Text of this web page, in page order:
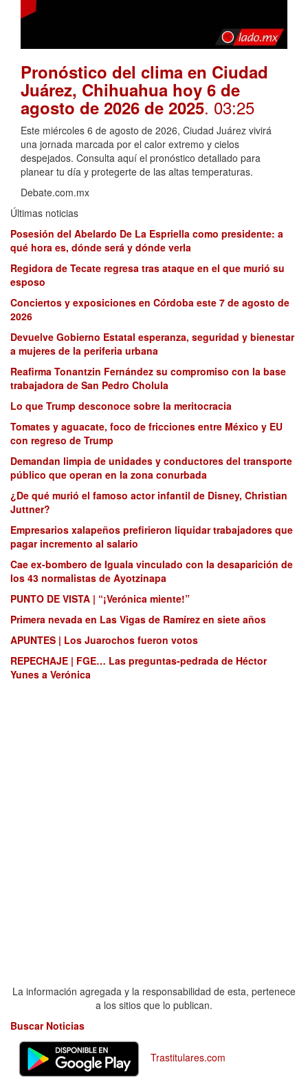
Pronóstico del clima en Ciudad
Juárez, Chihuahua hoy 6 de
agosto de 2026 de 2025. 03:25
Este miércoles 6 de agosto de 2026, Ciudad Juárez vivirá
una jornada marcada por el calor extremo y cielos
despejados. Consulta aquí el pronóstico detallado para
planear tu día y protegerte de las altas temperaturas.
Debate.com.mx
Últimas noticias
Posesión del Abelardo De La Espriella como presidente: a
qué hora es, dónde será y dónde verla
Regidora de Tecate regresa tras ataque en el que murió su
esposo
Conciertos y exposiciones en Córdoba este 7 de agosto de
2026
Devuelve Gobierno Estatal esperanza, seguridad y bienestar
a mujeres de la periferia urbana
Reafirma Tonantzin Fernández su compromiso con la base
trabajadora de San Pedro Cholula
Lo que Trump desconoce sobre la meritocracia
Tomates y aguacate, foco de fricciones entre México y EU
con regreso de Trump
Demandan limpia de unidades y conductores del transporte
público que operan en la zona conurbada
¿De qué murió el famoso actor infantil de Disney, Christian
Juttner?
Empresarios xalapeños prefirieron liquidar trabajadores que
pagar incremento al salario
Cae ex-bombero de Iguala vinculado con la desaparición de
los 43 normalistas de Ayotzinapa
PUNTO DE VISTA | “¡Verónica miente!”
Primera nevada en Las Vigas de Ramírez en siete años
APUNTES | Los Juarochos fueron votos
REPECHAJE | FGE… Las preguntas-pedrada de Héctor
Yunes a Verónica
La información agregada y la responsabilidad de esta, pertenece
a los sitios que lo publican.
Buscar Noticias
Trastitulares.com